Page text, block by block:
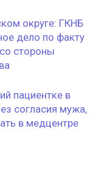
округе: ГКНБ
дело по факту
стороны
пациентке в
согласия мужа,
в медцентре